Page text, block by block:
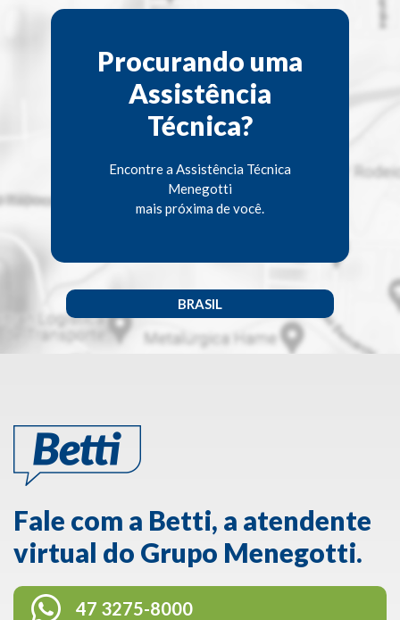
Procurando uma
Assistência
Técnica?
Encontre a Assistência Técnica
Menegotti
mais próxima de você.
BRASIL
Fale com a Betti, a atendente
virtual do Grupo Menegotti.
47 3275-8000